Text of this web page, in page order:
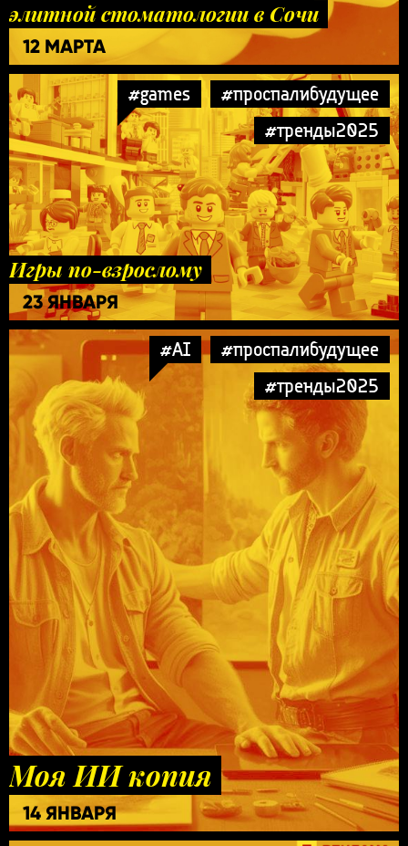
элитной стоматологии в Сочи
12 МАРТА
#games
#проспалибудущее
#тренды2025
Игры по-взрослому
23 ЯНВАРЯ
#AI
#проспалибудущее
#тренды2025
Моя ИИ копия
14 ЯНВАРЯ